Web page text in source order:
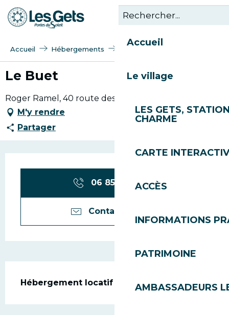
Aller
au
Accueil
Le village
LES GETS,
CHARME
CARTE
ACCÈS
INFORMATIONS
PATRIMOINE
AMBASSADEURS
Accueil Hébergements
Le Buet
Roger Ramel, 40 route des perrières, 74260 Les Gets
M'y rendre
Partager
Ouverture et
06 85 08 17▒▒
Contactez-nous
Description
Hébergement locatif aux Gets